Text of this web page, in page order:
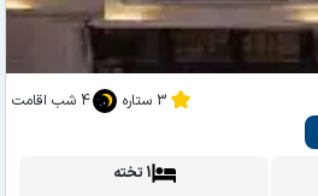
3 ستاره 4 شب اقامت
1 تخته